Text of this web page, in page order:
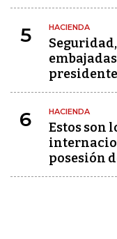
5 HACIENDA
presidente
6 HACIENDA
Estos son
posesión